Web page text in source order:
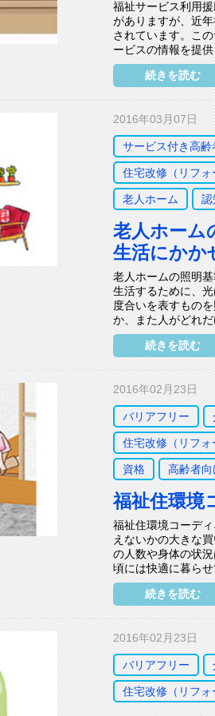
福祉サービス利用
がありますが、近
されています。こ
ービスの情報を提
続きを読む
2016年03月07日
サービス付き高
住宅改修（リフォ
老人ホーム 認
老人ホーム
生活にかか
老人ホームの照明
生活するために、
度合いを表すもの
か、また人がどれ
続きを読む
2016年02月23日
バリアフリー
住宅改修（リフォ
資格 高齢者
福祉住環境
福祉住環境コーデ
えないかの大きな
の人数や身体の状
頃には快適に暮ら
続きを読む
2016年02月23日
バリアフリー
住宅改修（リフォ